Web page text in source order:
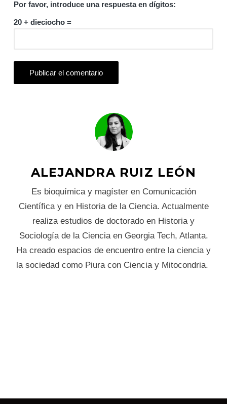
Por favor, introduce una respuesta en dígitos:
20 + dieciocho =
ALEJANDRA RUIZ LEÓN
Es bioquímica y magíster en Comunicación
Científica y en Historia de la Ciencia. Actualmente
realiza estudios de doctorado en Historia y
Sociología de la Ciencia en Georgia Tech, Atlanta.
Ha creado espacios de encuentro entre la ciencia y
la sociedad como Piura con Ciencia y Mitocondria.